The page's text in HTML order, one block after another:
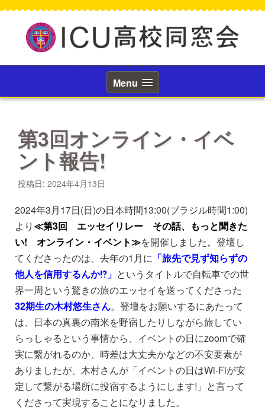
へ
ッ
Menu
第3回オンライン・イベ
ント報告!
投稿日: 2024年4月13日
2024年3月17日(日)の日本時間13:00(ブラジル時間1:00)
より≪第3回 エッセイリレー その話、もっと聞きた
い! オンライン・イベント≫を開催しました。登壇し
てくださったのは、去年の1月に 「旅先で見ず知らずの
他人を信用するんか⁉︎」 というタイトルで自転車での世
界一周という驚きの旅のエッセイを送ってくださった
32期生の木村悠生さん。登壇をお願いするにあたって
は、日本の真裏の南米を野宿したりしながら旅してい
らっしゃるという事情から、イベントの日にzoomで確
実に繋がれるのか、時差は大丈夫かなどの不安要素が
ありましたが、木村さんが「イベントの日はWi-Fiが安
定して繋がる場所に投宿するようにします!」と言って
くださって実現することになりました。